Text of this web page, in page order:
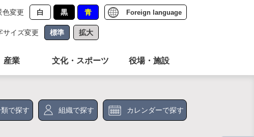
色変更 白 黒 青
サイズ変更 標準 拡大
Foreign language
産業 文化・スポーツ 役場・施設
で探す 組織で探す カレンダーで探す